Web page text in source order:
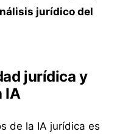
jurídico del
jurídica y
IA
de la IA jurídica es